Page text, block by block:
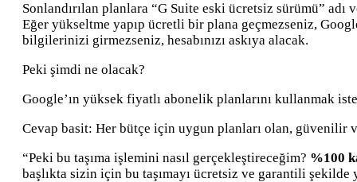
Sonlandırılan planlara “G Suite eski ücretsiz sürümü”
Eğer yükseltme yapıp ücretli bir plana geçmezseniz,
bilgilerinizi girmezseniz, hesabınızı askıya alacak.
Peki şimdi ne olacak?
Google’ın yüksek fiyatlı abonelik planlarını kullanmak
Cevap basit: Her bütçe için uygun planları olan, güvenilir
“Peki bu taşıma işlemini nasıl gerçekleştireceğim? %100
başlıkta sizin için bu taşımayı ücretsiz ve garantili şekilde